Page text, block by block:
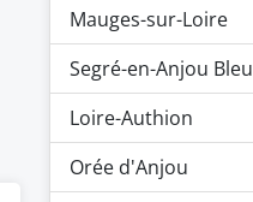
Mauges-sur-Loire
Segré-en-Anjou Bleu
Loire-Authion
Orée d'Anjou